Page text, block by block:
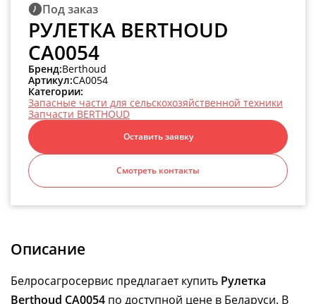
Под заказ
РУЛЕТКА BERTHOUD
CA0054
Бренд:Berthoud
Артикул:CA0054
Категории:
Запасные части для сельскохозяйственной техники
Запчасти BERTHOUD
Оставить заявку
Смотреть контакты
Описание
Белросагросервис предлагает купить Рулетка
Berthoud CA0054 по доступной цене в Беларуси. В